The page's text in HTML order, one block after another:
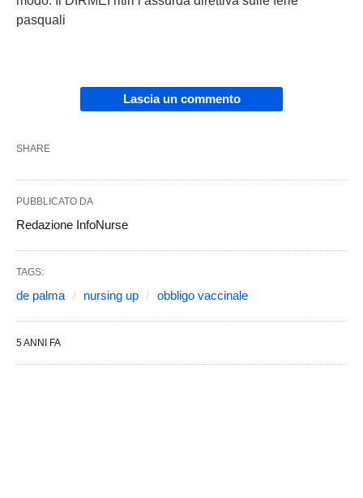
pasquali
Lascia un commento
SHARE
PUBBLICATO DA
Redazione InfoNurse
TAGS:
de palma nursing up obbligo vaccinale
5 ANNI FA